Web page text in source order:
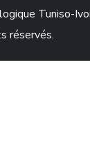
Tuniso-
réservés.